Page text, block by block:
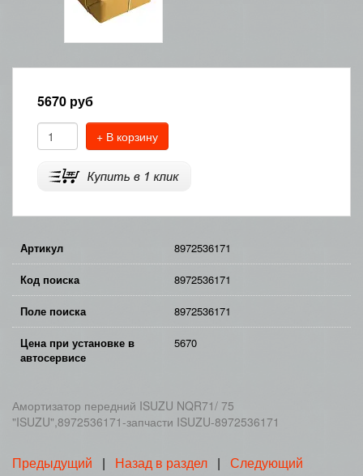
5670 руб
+ В корзину
Артикул 8972536171
Код поиска 8972536171
Поле поиска 8972536171
Цена при установке в
автосервисе
5670
Амортизатор передний ISUZU NQR71/ 75
"ISUZU",8972536171-запчасти ISUZU-8972536171
Предыдущий | Назад в раздел | Следующий